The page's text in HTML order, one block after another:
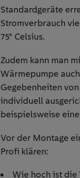
Standardgeräte
Stromverbrauch
75° Celsius.
Zudem kann man
Wärmepumpe
Gegebenheiten
individuell
beispielsweise eine
Vor der Montage
Profi klären:
Wie hoch ist